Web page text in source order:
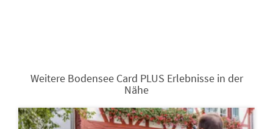
Weitere Bodensee Card PLUS Erlebnisse in der
Nähe